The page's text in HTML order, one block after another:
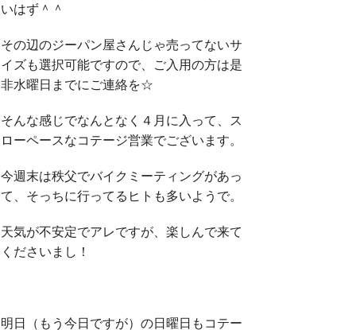
いはず＾＾
その辺のジーパン屋さんじゃ売ってないサ
イズも選択可能ですので、ご入用の方は是
非水曜日までにご連絡を☆
そんな感じでなんとなく４月に入って、ス
ローペースなコテージ営業でございます。
今週末は秩父でバイクミーティングがあっ
て、そっちに行ってるヒトも多いようで。
天気が不安定でアレですが、楽しんで来て
くださいまし！
明日（もう今日ですが）の日曜日もコテー